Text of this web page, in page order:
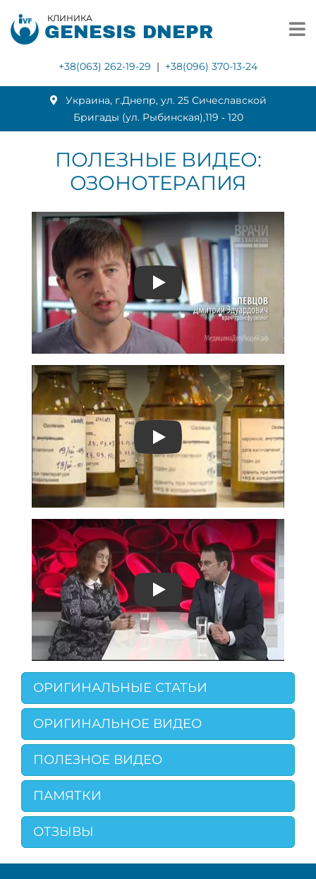
КЛИНИКА
GENESIS DNEPR
+38(063) 262-19-29 | +38(096) 370-13-24
Украина, г.Днепр, ул. 25 Сичеславской
Бригады (ул. Рыбинская),119 ‑ 120
ПОЛЕЗНЫЕ ВИДЕО:
ОЗОНОТЕРАПИЯ
Play
ОРИГИНАЛЬНЫЕ СТАТЬИ
ОРИГИНАЛЬНОЕ ВИДЕО
ПОЛЕЗНОЕ ВИДЕО
ПАМЯТКИ
ОТЗЫВЫ